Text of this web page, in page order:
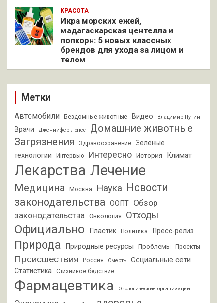
КРАСОТА
Икра морских ежей,
мадагаскарская центелла и
попкорн: 5 новых классных
брендов для ухода за лицом и
телом
Метки
Автомобили Бездомные животные Видео Владимир Путин
Врачи Дженнифер Лопес
Домашние животные
Загрязнения
Здравоохранение
Зелёные
технологии
Интервью Интересно История Климат
Лекарства Лечение
Медицина Москва Наука Новости
законодательства
ООПТ Обзор
законодательства
Онкология Отходы
Официально Пластик Политика Пресс-релиз
Природа Природные ресурсы Проблемы Проекты
Происшествия Россия Смерть Социальные сети
Статистика Стихийное бедствие
Фармацевтика Экологические организации